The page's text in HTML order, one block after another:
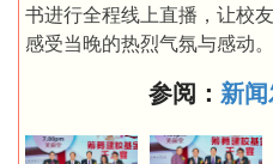
书进行全程线上直播，让校
感受当晚的热烈气氛与感动。
参阅： 新